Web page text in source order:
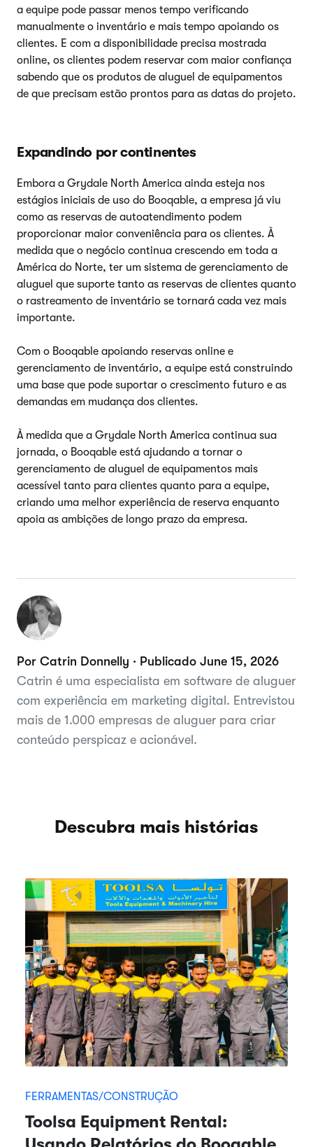
a equipe pode passar menos tempo verificando
manualmente o inventário e mais tempo apoiando os
clientes. E com a disponibilidade precisa mostrada
online, os clientes podem reservar com maior confiança
sabendo que os produtos de aluguel de equipamentos
de que precisam estão prontos para as datas do projeto.
Expandindo por continentes
Embora a Grydale North America ainda esteja nos
estágios iniciais de uso do Booqable, a empresa já viu
como as reservas de autoatendimento podem
proporcionar maior conveniência para os clientes. À
medida que o negócio continua crescendo em toda a
América do Norte, ter um sistema de gerenciamento de
aluguel que suporte tanto as reservas de clientes quanto
o rastreamento de inventário se tornará cada vez mais
importante.
Com o Booqable apoiando reservas online e
gerenciamento de inventário, a equipe está construindo
uma base que pode suportar o crescimento futuro e as
demandas em mudança dos clientes.
À medida que a Grydale North America continua sua
jornada, o Booqable está ajudando a tornar o
gerenciamento de aluguel de equipamentos mais
acessível tanto para clientes quanto para a equipe,
criando uma melhor experiência de reserva enquanto
apoia as ambições de longo prazo da empresa.
Por Catrin Donnelly · Publicado June 15, 2026
Catrin é uma especialista em software de aluguer
com experiência em marketing digital. Entrevistou
mais de 1.000 empresas de aluguer para criar
conteúdo perspicaz e acionável.
Descubra mais histórias
FERRAMENTAS/CONSTRUÇÃO
Toolsa Equipment Rental: